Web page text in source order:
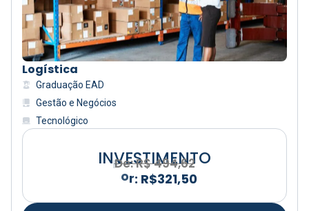
Logística
Graduação EAD
Gestão e Negócios
Tecnológico
INVESTIMENTO
De: R$ 494,62
R$32
1,50